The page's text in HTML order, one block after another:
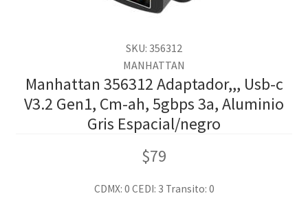
SKU: 356312
MANHATTAN
Manhattan 356312 Adaptador,,, Usb-c
V3.2 Gen1, Cm-ah, 5gbps 3a, Aluminio
Gris Espacial/negro
$79
CDMX: 0 CEDI: 3 Transito: 0